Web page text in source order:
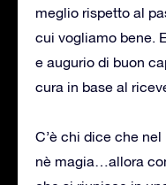
meglio rispetto al
cui vogliamo bene.
e augurio di buon
cura in base al
C’è chi dice che
nè magia…allora